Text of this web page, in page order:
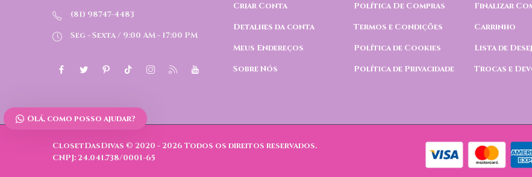
(81) 98747-4483
Seg - Sexta / 9:00 AM - 17:00 PM
Criar Conta
Detalhes da conta
Meus Endereços
Sobre Nós
Política De Compras
Termos e Condições
Política de Cookies
Política de Privacidade
Finalizar
Carrinho
Lista de
Trocas e
ClosetDasDivas © 2020 - 2026 Todos os direitos reservados.
CNPJ: 24.041.738/0001-65
Olá, como posso ajudar?